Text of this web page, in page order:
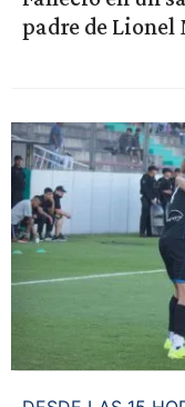
padre de Lionel